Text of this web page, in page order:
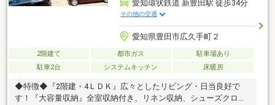
愛知環状鉄道 新豊田駅 徒歩34分
その他の交通
愛知県豊田市広久手町２
2階建て 都市ガス
駐車場あり
駐車2台
システムキッチン 床暖房
◆特徴◆『2階建・4ＬＤＫ』広々としたリビング・日当良好で
す！『大容量収納』全室収納付き、リネン収納、シューズクロー